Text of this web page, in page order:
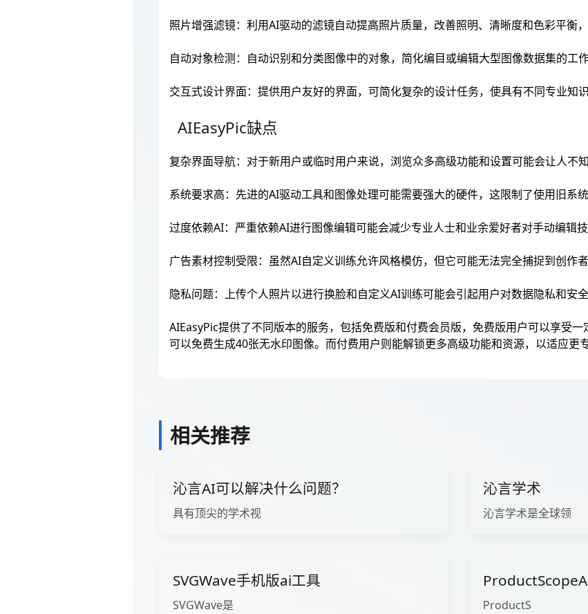
照片增强滤镜：利用AI驱动的滤镜自动提高照片质量，改善照明、清晰度和色彩平衡
自动对象检测：自动识别和分类图像中的对象，简化编目或编辑大型图像数据集的工作
交互式设计界面：提供用户友好的界面，可简化复杂的设计任务，使具有不同专业知
AIEasyPic缺点
复杂界面导航：对于新用户或临时用户来说，浏览众多高级功能和设置可能会让人不知
系统要求高：先进的AI驱动工具和图像处理可能需要强大的硬件，这限制了使用旧系
过度依赖AI：严重依赖AI进行图像编辑可能会减少专业人士和业余爱好者对手动编辑技
广告素材控制受限：虽然AI自定义训练允许风格模仿，但它可能无法完全捕捉到创作者
隐私问题：上传个人照片以进行换脸和自定义AI训练可能会引起用户对数据隐私和安全
AIEasyPic提供了不同版本的服务，包括免费版和付费会员版，免费版用户可以享受
可以免费生成40张无水印图像。而付费用户则能解锁更多高级功能和资源，以适应更
相关推荐
沁言AI可以解决什么问题？
具有顶尖的学术视
沁言学术
沁言学术是全球领
SVGWave手机版ai工具
SVGWave是 ProductS